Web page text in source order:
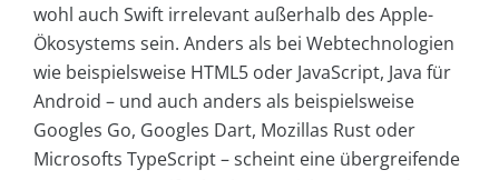
wohl auch Swift irrelevant außerhalb des Apple-
Ökosystems sein. Anders als bei Webtechnologien
wie beispielsweise HTML5 oder JavaScript, Java für
Android – und auch anders als beispielsweise
Googles Go, Googles Dart, Mozillas Rust oder
Microsofts Type­Script – scheint eine übergreifende